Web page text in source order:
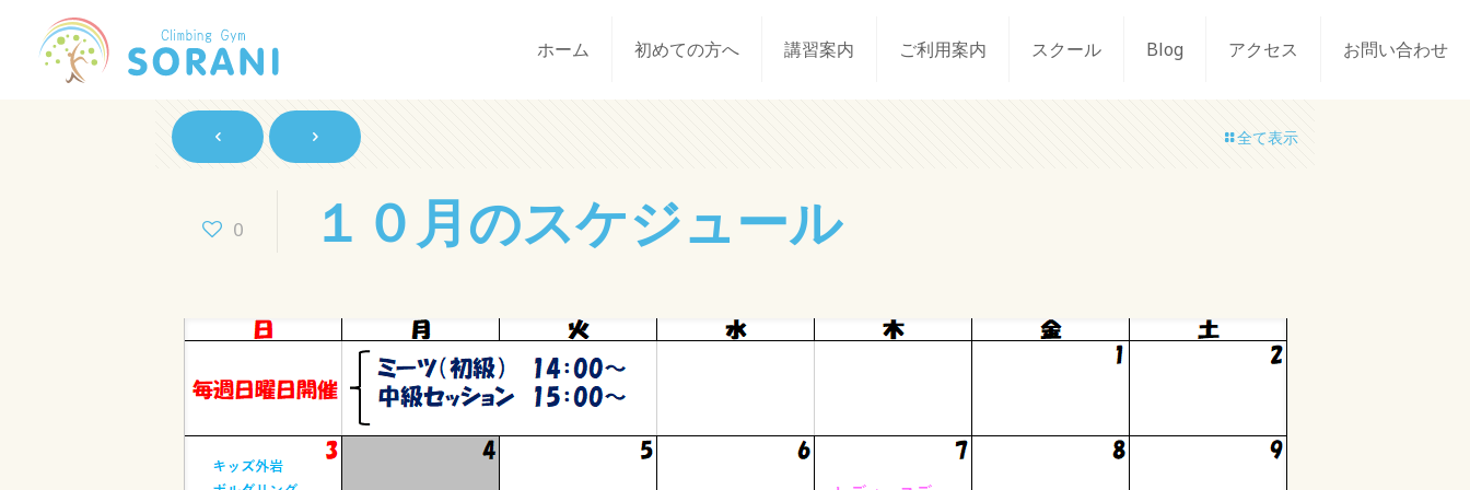
ホーム 初めての方へ 講習案内 ご利用案内 スクール Blog アクセス お問い合わせ
全て表示
0 １０月のスケジュール